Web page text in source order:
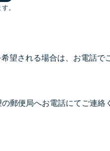
。
望される場合は、お電話で
郵便局へお電話にてご連絡